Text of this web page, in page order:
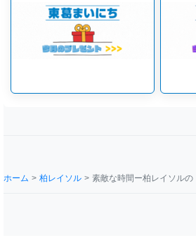
ホーム 柏レイソル 素敵な時間ー柏レイソルの